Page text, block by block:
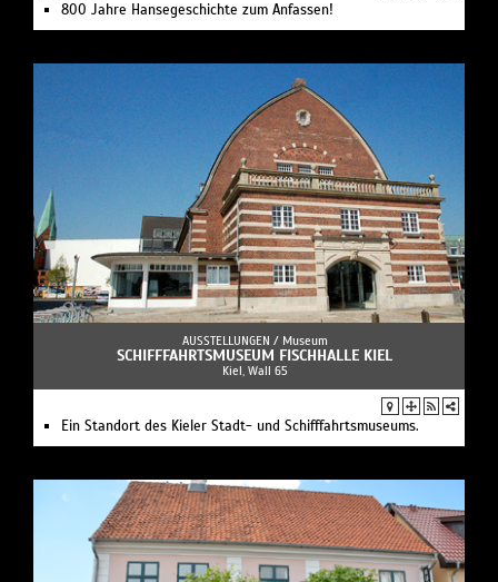
800 Jahre Hansegeschichte zum Anfassen!
AUSSTELLUNGEN / Museum
SCHIFFFAHRTSMUSEUM FISCHHALLE KIEL
Kiel, Wall 65
Ein Standort des Kieler Stadt- und Schifffahrtsmuseums.